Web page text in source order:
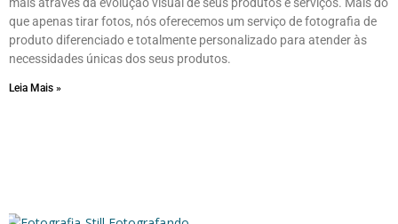
que apenas tirar fotos, nós oferecemos um serviço de fotografia de
produto diferenciado e totalmente personalizado para atender às
necessidades únicas dos seus produtos.
Leia Mais »